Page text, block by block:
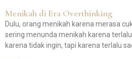
Menikah di Era Overthinking
Dulu, orang menikah karena merasa
sering menunda menikah karena
karena tidak ingin, tapi karena terlalu